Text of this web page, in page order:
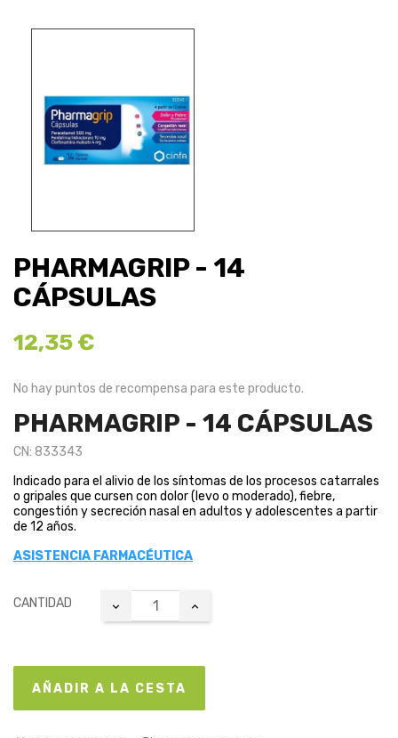
PHARMAGRIP - 14
CÁPSULAS
12,35 €
No hay puntos de recompensa para este producto.
PHARMAGRIP - 14 CÁPSULAS
CN: 833343
Indicado para el alivio de los síntomas de los procesos catarrales
o gripales que cursen con dolor (levo o moderado), fiebre,
congestión y secreción nasal en adultos y adolescentes a partir
de 12 años.
ASISTENCIA FARMACÉUTICA
CANTIDAD
AÑADIR A LA CESTA